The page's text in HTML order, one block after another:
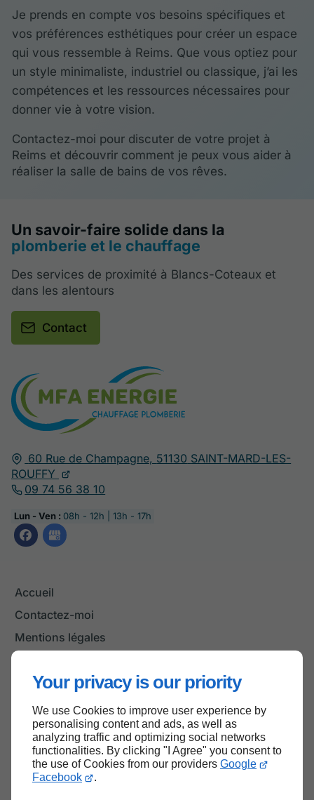
Your privacy is our priority
We use Cookies to improve user experience by
personalising content and ads, as well as
analyzing traffic and optimizing social networks
functionalities. By clicking "I Agree" you consent to
the use of Cookies from our providers Google
Facebook
.
Je prends en compte vos besoins spécifiques et
vos préférences esthétiques pour créer un espace
qui vous ressemble à Reims. Que vous optiez pour
un style minimaliste, industriel ou classique, j’ai les
compétences et les ressources nécessaires pour
donner vie à votre vision.
Contactez-moi pour discuter de votre projet à
Reims et découvrir comment je peux vous aider à
réaliser la salle de bains de vos rêves.
60 Rue de Champagne, 51130 SAINT-MARD-LES-
ROUFFY
09 74 56 38 10
Lun - Ven : 08h - 12h | 13h - 17h
Accueil
Contactez-moi
Mentions légales
Un savoir-faire solide dans la
plomberie et le chauffage
Des services de proximité à Blancs-Coteaux et
dans les alentours
Contact
Haut de page